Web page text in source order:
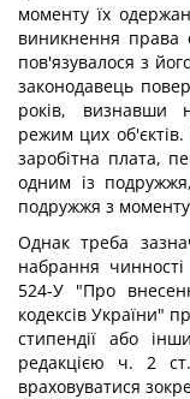
моменту їх
виникнення права
пов'язувалося з
законодавець
років, визнавши
режим цих об'єктів.
заробітна плата,
одним із
подружжя з
Однак треба
набрання
524-У "Про
кодексів України"
стипендії або
редакцією ч. 2 ст.
враховуватися